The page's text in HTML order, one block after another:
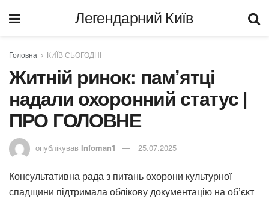
Легендарний Київ
Головна КИЇВ СЬОГОДНІ
Житній ринок: пам’ятці
надали охоронний статус |
ПРО ГОЛОВНЕ
опублікував Infoman1 25.07.2025
Консультативна рада з питань охорони культурної
спадщини підтримала облікову документацію на об’єкт